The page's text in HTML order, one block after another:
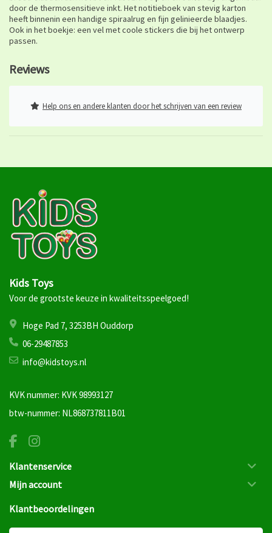
door de thermosensitieve inkt. Het notitieboek van stevig karton
heeft binnenin een handige spiraalrug en fijn gelinieerde blaadjes.
Ook in het boekje: een vel met coole stickers die bij het ontwerp
passen.
Reviews
Help ons en andere klanten door het schrijven van een review
Kids Toys
Voor de grootste keuze in kwaliteitsspeelgoed!
Hoge Pad 7, 3253BH Ouddorp
06-29487853
info@kidstoys.nl
KVK nummer: KVK 98993127
btw-nummer: NL868737811B01
Klantenservice
Mijn account
Klantbeoordelingen